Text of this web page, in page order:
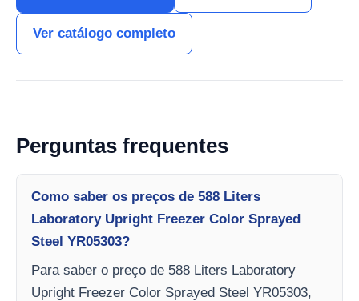
Ver catálogo completo
Perguntas frequentes
Como saber os preços de 588 Liters
Laboratory Upright Freezer Color Sprayed
Steel YR05303?
Para saber o preço de 588 Liters Laboratory
Upright Freezer Color Sprayed Steel YR05303,